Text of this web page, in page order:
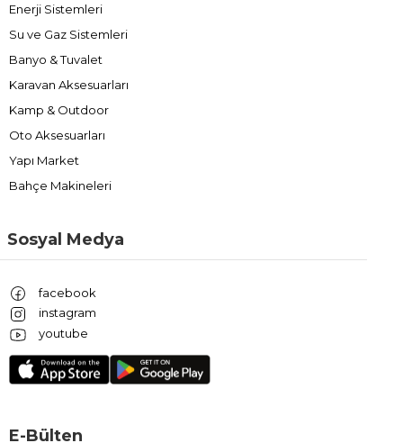
Enerji Sistemleri
Su ve Gaz Sistemleri
Banyo & Tuvalet
Karavan Aksesuarları
Kamp & Outdoor
Oto Aksesuarları
Yapı Market
Bahçe Makineleri
Sosyal Medya
facebook
instagram
youtube
E-Bülten